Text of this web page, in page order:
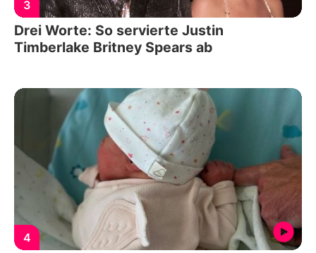
3
Drei Worte: So servierte Justin
Timberlake Britney Spears ab
4